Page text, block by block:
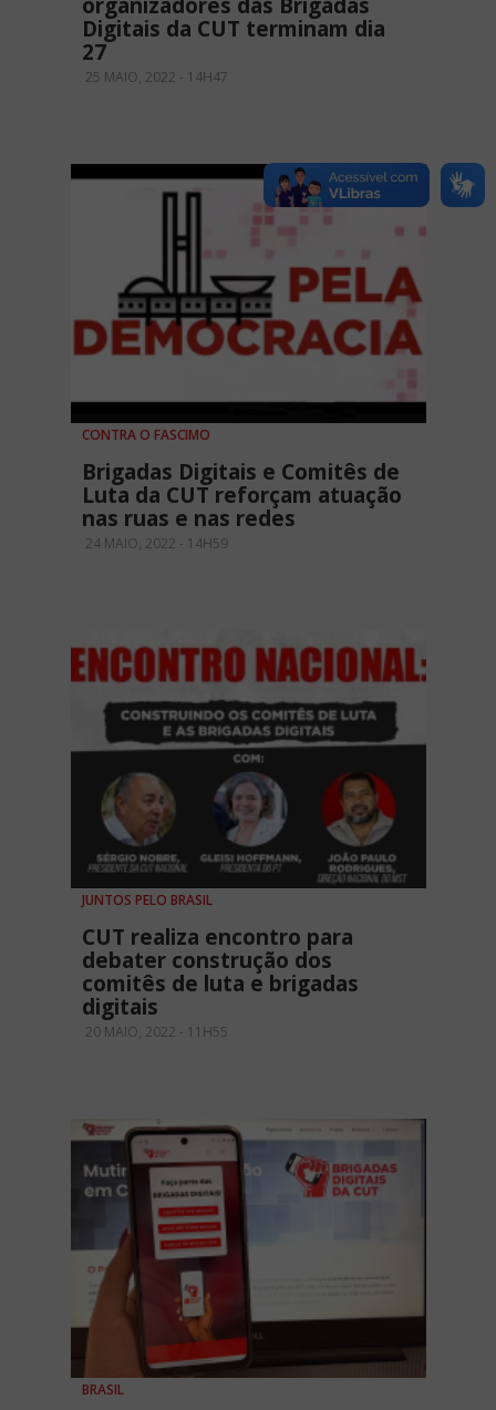
organizadores das Brigadas
Digitais da CUT terminam dia
27
25 MAIO, 2022 - 14H47
CONTRA O FASCIMO
Brigadas Digitais e Comitês de
Luta da CUT reforçam atuação
nas ruas e nas redes
24 MAIO, 2022 - 14H59
JUNTOS PELO BRASIL
CUT realiza encontro para
debater construção dos
comitês de luta e brigadas
digitais
20 MAIO, 2022 - 11H55
BRASIL